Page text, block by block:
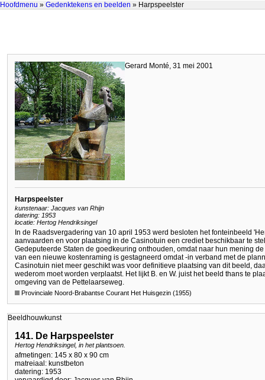
Hoofdmenu » Gedenktekens en beelden » Harpspeelster
Gerard Monté, 31 mei 2001
Harpspeelster
kunstenaar: Jacques van Rhijn
datering: 1953
locatie: Hertog Hendriksingel
In de Raadsvergadering van 10 april 1953 werd besloten het fonteinbeeld
aanvaarden en voor plaatsing in de Casinotuin een crediet beschikbaar te
Gedeputeerde Staten de goedkeuring onthouden, omdat naar hun mening
van een nieuwe kostenraming is gestagneerd omdat -in verband met de
Casinotuin niet meer geschikt was voor definitieve plaatsing van dit beeld,
wederom moet worden verplaatst. Het lijkt B. en W. juist het beeld thans te
omgeving van de Pettelaarseweg.
Provinciale Noord-Brabantse Courant Het Huisgezin (1955)
Beeldhouwkunst
141. De Harpspeelster
Hertog Hendriksingel, in het plantsoen.
afmetingen: 145 x 80 x 90 cm
matreiaal: kunstbeton
datering: 1953